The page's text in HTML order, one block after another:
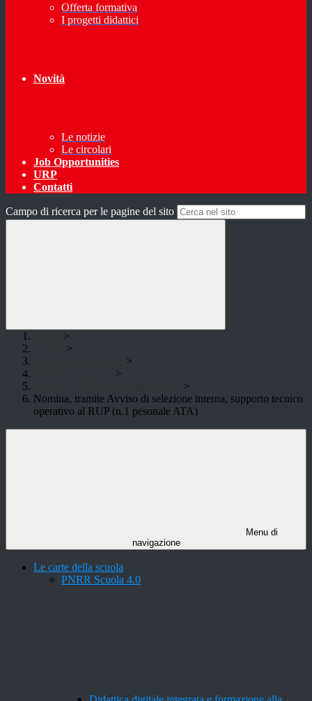
Offerta formativa
I progetti didattici
Novità
Le notizie
Le circolari
Job Opportunities
URP
Contatti
Campo di ricerca per le pagine del sito
>
>
>
>
>
Nomina, tramite Avviso di selezione interna, supporto tecnico
operativo al RUP (n.1 pesonale ATA)
Menu di
navigazione
Le carte della scuola
PNRR Scuola 4.0